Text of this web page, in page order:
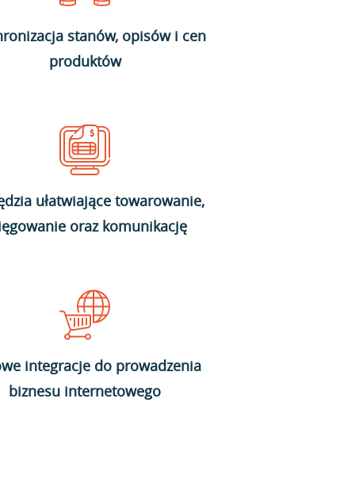
stanów, opisów i cen
produktów
ułatwiające towarowanie,
oraz komunikację
integracje do prowadzenia
biznesu internetowego